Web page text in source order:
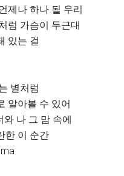
제나 하나 될 우리
럼 가슴이 두근대
있는 걸
별처럼
알아볼 수 있어
나 그 맘 속에
한 이 순간